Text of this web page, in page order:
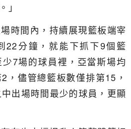
」
時間內，持續展現籃板端宰
22分鐘，就能下抓下9個籃
7場的球員裡，亞當斯場均
，儘管總籃板數僅排第15，
出場時間最少的球員，更顯